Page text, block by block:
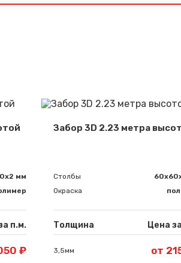
мм
п.м.
₽
Забор 3D 2.23 метра
Столбы
Окраска
Толщина Цена
3,5мм от
успешно отправлено